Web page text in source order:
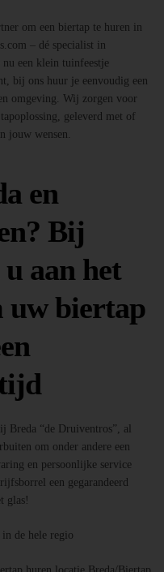
om een biertap te huren in
– dé specialist in
een klein tuinfeestje
bij ons huur je eenvoudig een
omgeving. Wij zorgen voor
geleverd met of
jouw wensen.
en
Bij
aan het
uw biertap
Breda “de Druiventros”, al
om onder andere een
en persoonlijke service
een gegarandeerd
glas!
de hele regio